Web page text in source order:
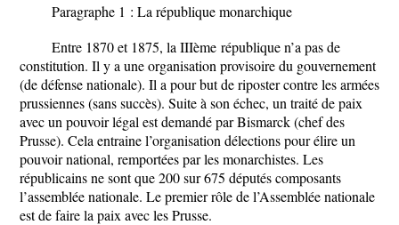
Paragraphe 1 : La république monarchique
Entre 1870 et 1875, la IIIème république n’a pas de
constitution. Il y a une organisation provisoire du gouvernement
(de défense nationale). Il a pour but de riposter contre les armées
prussiennes (sans succès). Suite à son échec, un traité de paix
avec un pouvoir légal est demandé par Bismarck (chef des
Prusse). Cela entraine l’organisation délections pour élire un
pouvoir national, remportées par les monarchistes. Les
républicains ne sont que 200 sur 675 députés composants
l’assemblée nationale. Le premier rôle de l’Assemblée nationale
est de faire la paix avec les Prusse.